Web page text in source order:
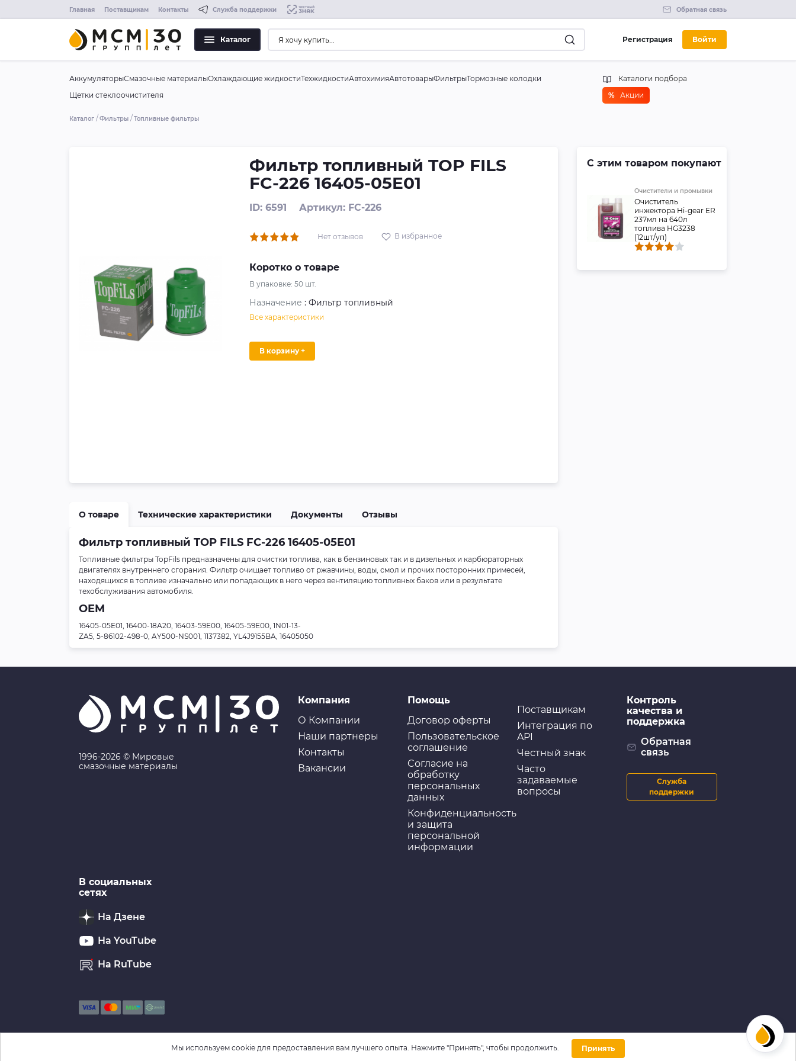
Главная Поставщикам Контакты Служба поддержки Обратная связь
Каталог Регистрация Войти
АккумуляторыСмазочные материалыОхлаждающие жидкостиТехжидкостиАвтохимияАвтотоварыФильтрыТормозные колодки
Щетки стеклоочистителя
Каталоги подбора
% Акции
Каталог Фильтры Топливные фильтры
Фильтр топливный TOP FILS
FC-226 16405-05E01
ID: 6591 Артикул: FC-226
Нет отзывов В избранное
Коротко о товаре
В упаковке:50 шт.
Назначение : Фильтр топливный
Все характеристики
В корзину +
О товаре Технические характеристики Документы Отзывы
Фильтр топливный TOP FILS FC-226 16405-05E01
Топливные фильтры TopFils предназначены для очистки топлива, как в бензиновых так и в дизельных и карбюраторных
двигателях внутреннего сгорания. Фильтр очищает топливо от ржавчины, воды, смол и прочих посторонних примесей,
находящихся в топливе изначально или попадающих в него через вентиляцию топливных баков или в результате
техобслуживания автомобиля.
OEM
16405-05E01, 16400-18A20, 16403-59E00, 16405-59E00, 1N01-13-
ZA5, 5-86102-498-0, AY500-NS001, 1137382, YL4J9155BA, 16405050
С этим товаром покупают
Очистители и промывки
Очиститель
инжектора Hi-gear ER
237мл на 640л
топлива HG3238
(12шт/уп)
1996-2026 © Мировые
смазочные материалы
Компания
О Компании
Наши партнеры
Контакты
Вакансии
Помощь
Договор оферты
Пользовательское
соглашение
Cогласие на
обработку
персональных
данных
Конфиденциальность
и защита
персональной
информации
Поставщикам
Интеграция по
API
Честный знак
Часто
задаваемые
вопросы
Контроль
качества и
поддержка
Обратная
связь
Служба
поддержки
В социальных
сетях
На Дзене
На YouTube
На RuTube
Мы используем cookie для предоставления вам лучшего опыта. Нажмите "Принять", чтобы продолжить. Принять